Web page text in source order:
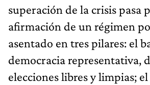
superación de la crisis pasa
afirmación de un régimen
asentado en tres pilares: el
democracia representativa,
elecciones libres y limpias;